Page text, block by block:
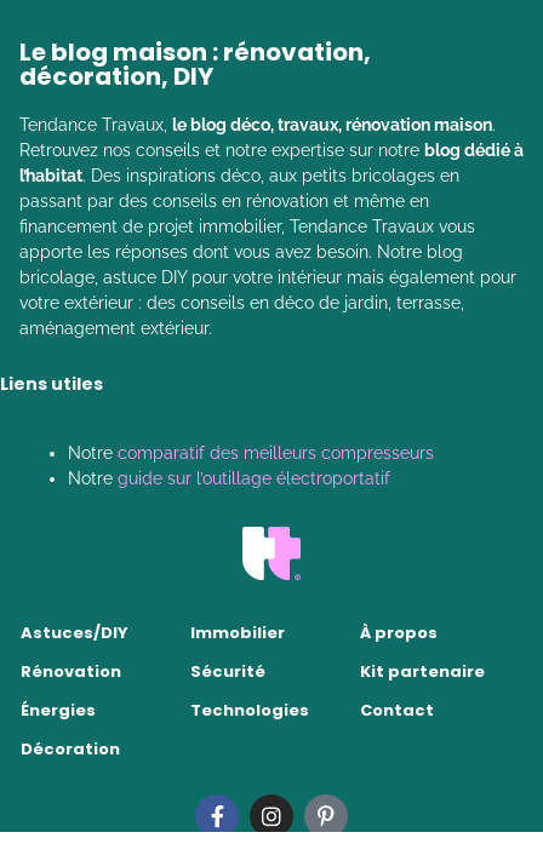
Le blog maison : rénovation,
décoration, DIY
Tendance Travaux, le blog déco, travaux, rénovation maison.
Retrouvez nos conseils et notre expertise sur notre blog dédié à
l’habitat. Des inspirations déco, aux petits bricolages en
passant par des conseils en rénovation et même en
financement de projet immobilier, Tendance Travaux vous
apporte les réponses dont vous avez besoin. Notre blog
bricolage, astuce DIY pour votre intérieur mais également pour
votre extérieur : des conseils en déco de jardin, terrasse,
aménagement extérieur.
Liens utiles
Notre comparatif des meilleurs compresseurs
Notre guide sur l’outillage électroportatif
Astuces/DIY
Rénovation
Énergies
Décoration
Immobilier
Sécurité
Technologies
À propos
Kit partenaire
Contact